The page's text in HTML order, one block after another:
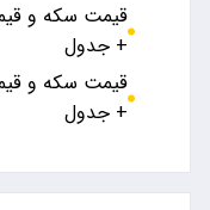
+ جدول
+ جدول